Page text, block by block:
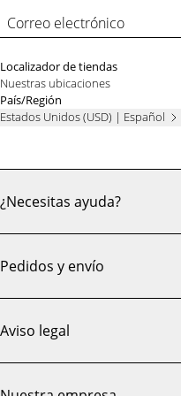
Correo electrónico
Localizador de tiendas
Nuestras ubicaciones
País/Región
Estados Unidos (USD) | Español
¿Necesitas ayuda?
Pedidos y envío
Aviso legal